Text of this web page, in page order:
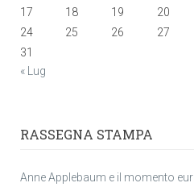
17
18 19 20
24
25 26 27
31
« Lug
RASSEGNA STAMPA
Anne Applebaum e il momento